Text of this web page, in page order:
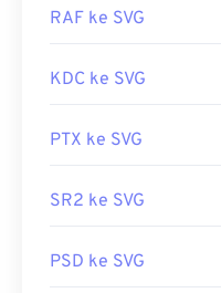
RAF ke SVG
KDC ke SVG
PTX ke SVG
SR2 ke SVG
PSD ke SVG